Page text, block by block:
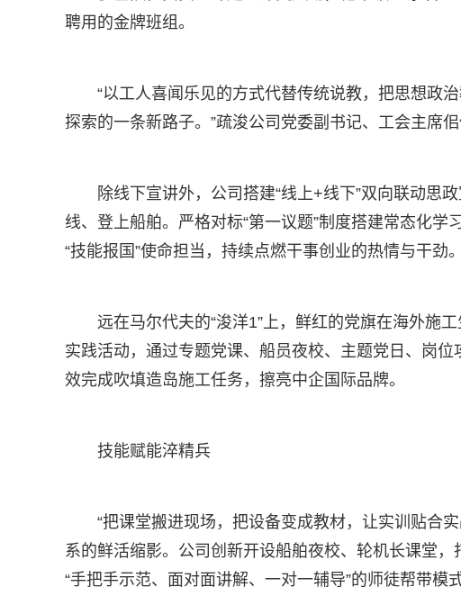
聘用的金牌班组。
“以工人喜闻乐见的方式代替传统说教，把思想政
探索的一条新路子。”疏浚公司党委副书记、工会主席佀
除线下宣讲外，公司搭建“线上+线下”双向联动思
线、登上船舶。严格对标“第一议题”制度搭建常态化
“技能报国”使命担当，持续点燃干事创业的热情与干劲。
远在马尔代夫的“浚洋1”上，鲜红的党旗在海外施
实践活动，通过专题党课、船员夜校、主题党日、岗
效完成吹填造岛施工任务，擦亮中企国际品牌。
技能赋能淬精兵
“把课堂搬进现场，把设备变成教材，让实训贴合
系的鲜活缩影。公司创新开设船舶夜校、轮机长课堂
“手把手示范、面对面讲解、一对一辅导”的师徒帮带